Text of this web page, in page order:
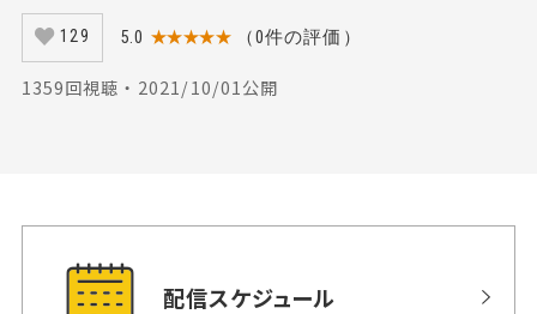
129 5.0 ★★★★★ （0件の評価）
1359回視聴 ・ 2021/10/01公開
配信スケジュール